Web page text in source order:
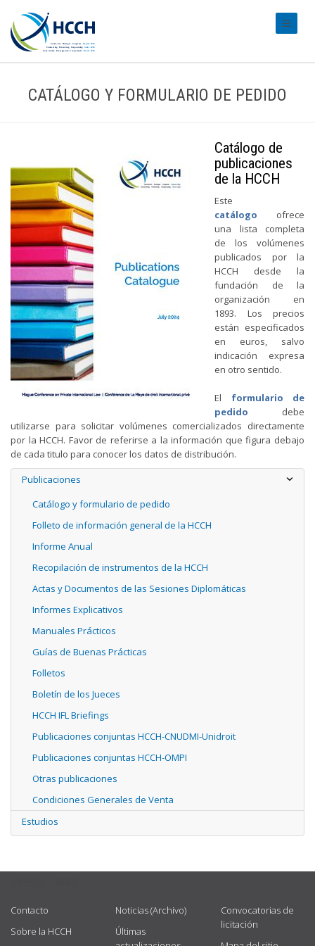
CATÁLOGO Y FORMULARIO DE PEDIDO
Catálogo de
publicaciones
de la HCCH
Este
catálogo ofrece
una lista completa
de los volúmenes
publicados por la
HCCH desde la
fundación de la
organización en
1893. Los precios
están especificados
en euros, salvo
indicación expresa
en otro sentido.
El formulario de
pedido debe
utilizarse para solicitar volúmenes comercializados directamente
por la HCCH. Favor de referirse a la información que figura debajo
de cada titulo para conocer los datos de distribución.
Publicaciones
Catálogo y formulario de pedido
Folleto de información general de la HCCH
Informe Anual
Recopilación de instrumentos de la HCCH
Actas y Documentos de las Sesiones Diplomáticas
Informes Explicativos
Manuales Prácticos
Guías de Buenas Prácticas
Folletos
Boletín de los Jueces
HCCH IFL Briefings
Publicaciones conjuntas HCCH-CNUDMI-Unidroit
Publicaciones conjuntas HCCH-OMPI
Otras publicaciones
Condiciones Generales de Venta
Estudios
Contacto
Sobre la HCCH
Noticias (Archivo)
Últimas
Convocatorias de
licitación